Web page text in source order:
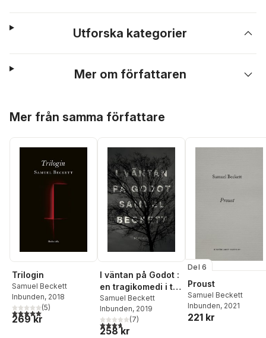
Utforska kategorier
Mer om författaren
Mer från samma författare
Trilogin
Samuel Beckett
Inbunden, 2018
5,0utav 5 stjärnor. Totalt antal röster:
(5)
269 kr
I väntan på Godot :
en tragikomedi i två
akter
Samuel Beckett
Inbunden, 2019
3,7utav 5 stjärnor. Totalt antal röster:
(7)
258 kr
Del 6
Proust
Samuel Beckett
Inbunden, 2021
221 kr